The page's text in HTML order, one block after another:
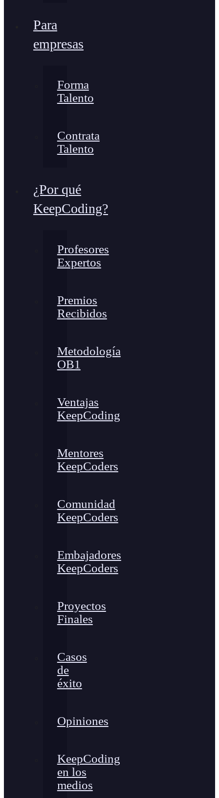
Para
empresas
Forma
Talento
Contrata
Talento
¿Por qué
KeepCoding?
Profesores
Expertos
Premios
Recibidos
Metodología
OB1
Ventajas
KeepCoding
Mentores
KeepCoders
Comunidad
KeepCoders
Embajadores
KeepCoders
Proyectos
Finales
Casos
de
éxito
Opiniones
KeepCoding
en los
medios